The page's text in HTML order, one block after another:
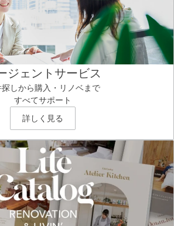
ジェントサービス
探しから購入・リノベまで
すべてサポート
詳しく見る